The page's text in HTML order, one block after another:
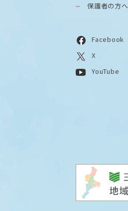
保護者の方へ
Facebook
X
YouTube